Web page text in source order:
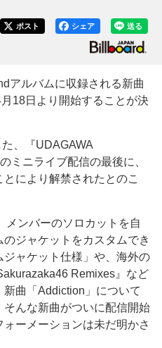
送る
シェア
ポスト
アルバムに収録される新曲
18日より開始することが決
、『UDAGAWA
ミニライブ配信の最後に、
により解禁されたとのこ
ンバーのソロカットを自
ジャケットをカスタムでき
ャケット仕様」や、海外の
Remixes』など
曲「Addiction」について
んな新曲がついに配信開始
ーメーションは未だ明かさ